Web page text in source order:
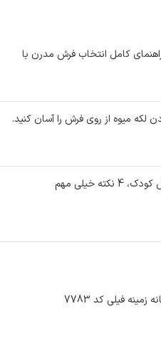
کامل انتخاب فرش مدرن با
خیلی مهم